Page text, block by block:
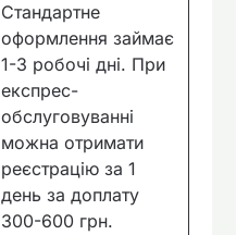
Стандартне
оформлення займає
1-3 робочі дні. При
експрес-
обслуговуванні
можна отримати
реєстрацію за 1
день за доплату
300-600 грн.